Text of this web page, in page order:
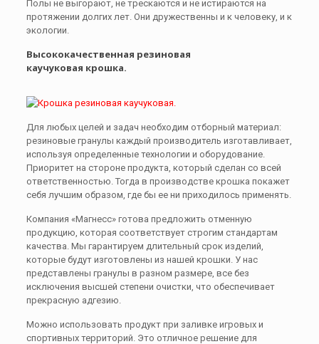
Полы не выгорают, не трескаются и не истираются на
протяжении долгих лет. Они дружественны и к человеку, и к
экологии.
Высококачественная резиновая
каучуковая крошка.
Для любых целей и задач необходим отборный материал:
резиновые гранулы каждый производитель изготавливает,
используя определенные технологии и оборудование.
Приоритет на стороне продукта, который сделан со всей
ответственностью. Тогда в производстве крошка покажет
себя лучшим образом, где бы ее ни приходилось применять.
Компания «Магнесс» готова предложить отменную
продукцию, которая соответствует строгим стандартам
качества. Мы гарантируем длительный срок изделий,
которые будут изготовлены из нашей крошки. У нас
представлены гранулы в разном размере, все без
исключения высшей степени очистки, что обеспечивает
прекрасную адгезию.
Можно использовать продукт при заливке игровых и
спортивных территорий. Это отличное решение для